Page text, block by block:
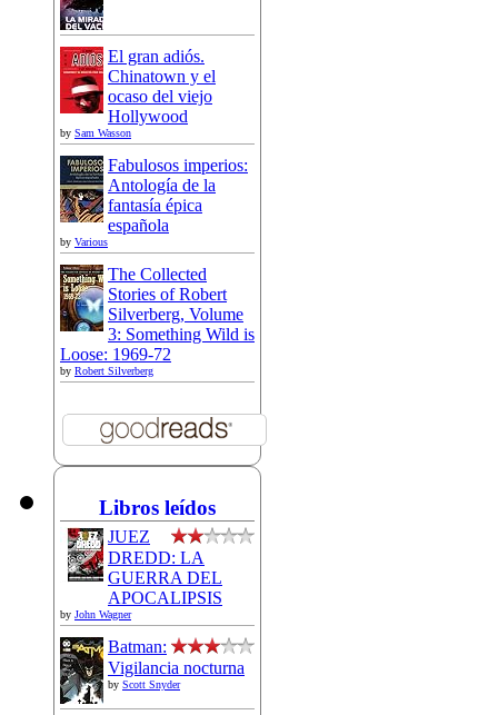
El gran adiós.
Chinatown y el
ocaso del viejo
Hollywood
by Sam Wasson
Fabulosos imperios:
Antología de la
fantasía épica
española
by Various
The Collected
Stories of Robert
Silverberg, Volume
3: Something Wild is
Loose: 1969-72
by Robert Silverberg
Libros leídos
JUEZ
DREDD: LA
GUERRA DEL
APOCALIPSIS
by John Wagner
Batman:
Vigilancia nocturna
by Scott Snyder